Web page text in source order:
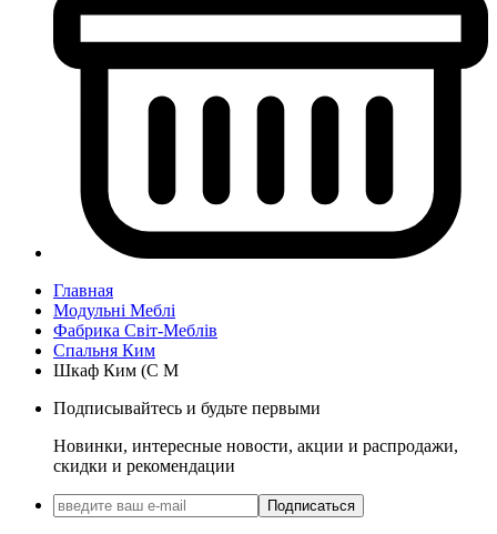
Главная
Модульні Меблі
Фабрика Світ-Меблів
Спальня Ким
Шкаф Ким (С М
Подписывайтесь и будьте первыми
Новинки, интересные новости, акции и распродажи,
скидки и рекомендации
Подписаться